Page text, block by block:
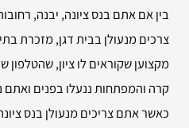
בין אם אתם בנס ציונה, יבנה,
צרכים מנעולן בבית דגן, מזכרת
מקצוען שקוראים לו ציון,
קרה והמפתחות ננעלו בפנים
כאשר אתם צריכים מנעולן בנס